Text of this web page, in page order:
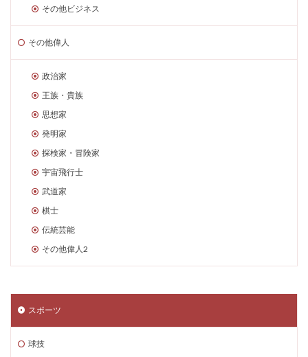
その他ビジネス
その他偉人
政治家
王族・貴族
思想家
発明家
探検家・冒険家
宇宙飛行士
武道家
棋士
伝統芸能
その他偉人2
スポーツ
球技